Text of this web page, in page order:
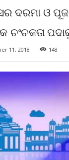
ଦରମା ଓ
11, 2018 148